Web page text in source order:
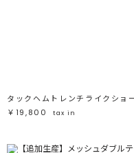
￥19,800
tax in